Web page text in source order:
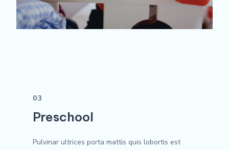
03
Preschool
Pulvinar ultrices porta mattis quis lobortis est